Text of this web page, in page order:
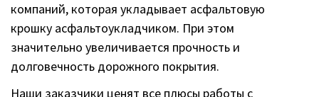
компаний, которая укладывает асфальтовую
крошку асфальтоукладчиком. При этом
значительно увеличивается прочность и
долговечность дорожного покрытия.
Наши заказчики ценят все плюсы работы с